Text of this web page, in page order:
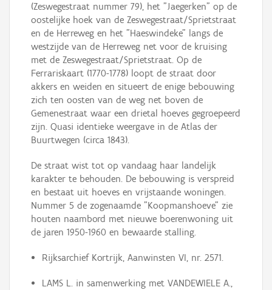
(Zeswegestraat nummer 79), het "Jaegerken" op de
oostelijke hoek van de Zeswegestraat/Sprietstraat
en de Herreweg en het "Haeswindeke" langs de
westzijde van de Herreweg net voor de kruising
met de Zeswegestraat/Sprietstraat. Op de
Ferrariskaart (1770-1778) loopt de straat door
akkers en weiden en situeert de enige bebouwing
zich ten oosten van de weg net boven de
Gemenestraat waar een drietal hoeves gegroepeerd
zijn. Quasi identieke weergave in de Atlas der
Buurtwegen (circa 1843).
De straat wist tot op vandaag haar landelijk
karakter te behouden. De bebouwing is verspreid
en bestaat uit hoeves en vrijstaande woningen.
Nummer 5 de zogenaamde "Koopmanshoeve" zie
houten naambord met nieuwe boerenwoning uit
de jaren 1950-1960 en bewaarde stalling.
Rijksarchief Kortrijk, Aanwinsten VI, nr. 2571.
LAMS L. in samenwerking met VANDEWIELE A.,